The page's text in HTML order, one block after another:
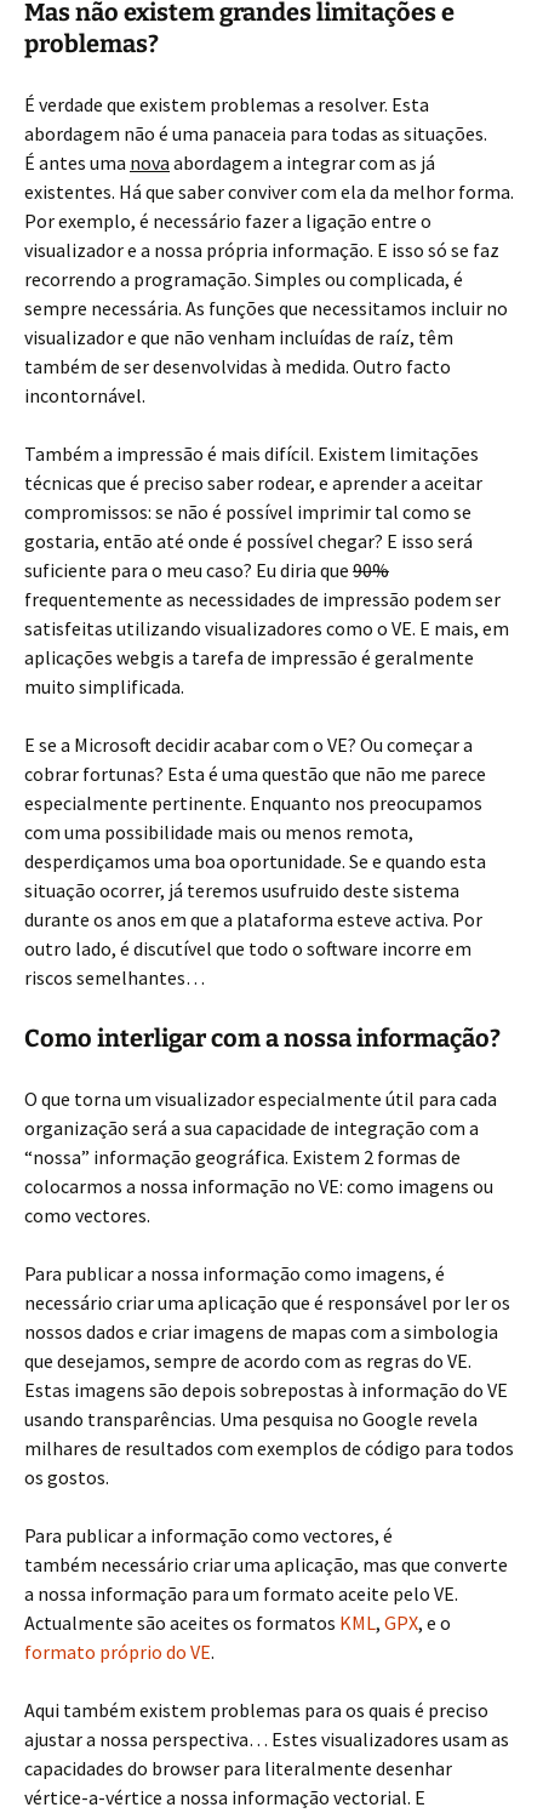
Mas não existem grandes limitações e
problemas?
É verdade que existem problemas a resolver. Esta
abordagem não é uma panaceia para todas as situações.
É antes uma nova abordagem a integrar com as já
existentes. Há que saber conviver com ela da melhor forma.
Por exemplo, é necessário fazer a ligação entre o
visualizador e a nossa própria informação. E isso só se faz
recorrendo a programação. Simples ou complicada, é
sempre necessária. As funções que necessitamos incluir no
visualizador e que não venham incluídas de raíz, têm
também de ser desenvolvidas à medida. Outro facto
incontornável.
Também a impressão é mais difícil. Existem limitações
técnicas que é preciso saber rodear, e aprender a aceitar
compromissos: se não é possível imprimir tal como se
gostaria, então até onde é possível chegar? E isso será
suficiente para o meu caso? Eu diria que 90%
frequentemente as necessidades de impressão podem ser
satisfeitas utilizando visualizadores como o VE. E mais, em
aplicações webgis a tarefa de impressão é geralmente
muito simplificada.
E se a Microsoft decidir acabar com o VE? Ou começar a
cobrar fortunas? Esta é uma questão que não me parece
especialmente pertinente. Enquanto nos preocupamos
com uma possibilidade mais ou menos remota,
desperdiçamos uma boa oportunidade. Se e quando esta
situação ocorrer, já teremos usufruido deste sistema
durante os anos em que a plataforma esteve activa. Por
outro lado, é discutível que todo o software incorre em
riscos semelhantes…
Como interligar com a nossa informação?
O que torna um visualizador especialmente útil para cada
organização será a sua capacidade de integração com a
“nossa” informação geográfica. Existem 2 formas de
colocarmos a nossa informação no VE: como imagens ou
como vectores.
Para publicar a nossa informação como imagens, é
necessário criar uma aplicação que é responsável por ler os
nossos dados e criar imagens de mapas com a simbologia
que desejamos, sempre de acordo com as regras do VE.
Estas imagens são depois sobrepostas à informação do VE
usando transparências. Uma pesquisa no Google revela
milhares de resultados com exemplos de código para todos
os gostos.
Para publicar a informação como vectores, é
também necessário criar uma aplicação, mas que converte
a nossa informação para um formato aceite pelo VE.
Actualmente são aceites os formatos KML, GPX, e o
formato próprio do VE.
Aqui também existem problemas para os quais é preciso
ajustar a nossa perspectiva… Estes visualizadores usam as
capacidades do browser para literalmente desenhar
vértice-a-vértice a nossa informação vectorial. E